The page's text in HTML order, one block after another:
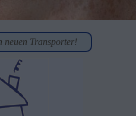
neuen Transporter!